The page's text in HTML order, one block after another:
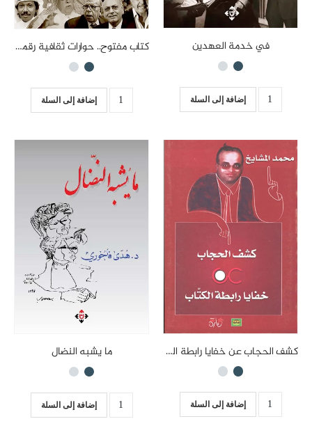
في خدمة العهدين
إضافة إلى السلة
كتاب مفتوح.. حوارات ثقافية رقمية
إضافة إلى السلة
كشف الحجاب عن خفايا رابطة الكتاب
إضافة إلى السلة
ما يشبه النضال
إضافة إلى السلة